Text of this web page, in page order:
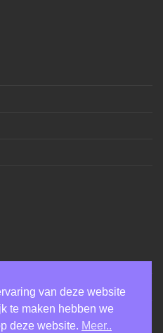
van deze website
te maken hebben we
deze website. Meer..